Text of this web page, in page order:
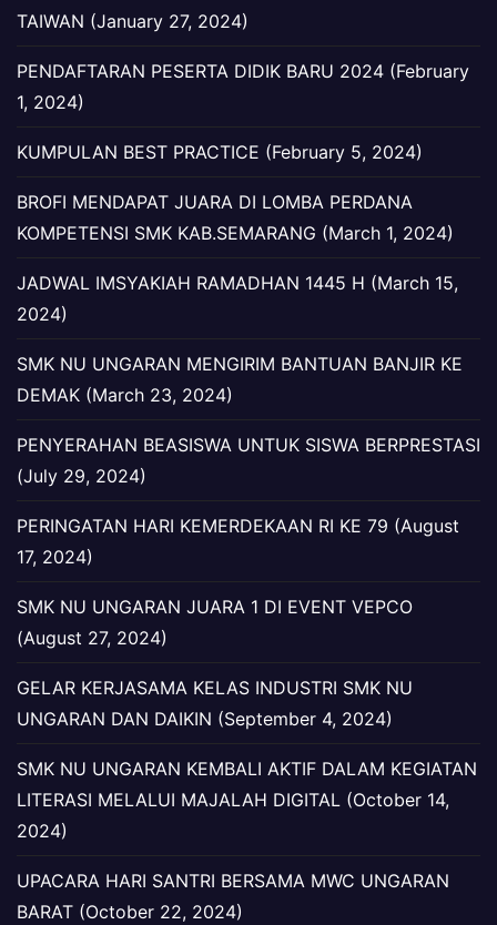
TAIWAN (January 27, 2024)
PENDAFTARAN PESERTA DIDIK BARU 2024 (February
1, 2024)
KUMPULAN BEST PRACTICE (February 5, 2024)
BROFI MENDAPAT JUARA DI LOMBA PERDANA
KOMPETENSI SMK KAB.SEMARANG (March 1, 2024)
JADWAL IMSYAKIAH RAMADHAN 1445 H (March 15,
2024)
SMK NU UNGARAN MENGIRIM BANTUAN BANJIR KE
DEMAK (March 23, 2024)
PENYERAHAN BEASISWA UNTUK SISWA BERPRESTASI
(July 29, 2024)
PERINGATAN HARI KEMERDEKAAN RI KE 79 (August
17, 2024)
SMK NU UNGARAN JUARA 1 DI EVENT VEPCO
(August 27, 2024)
GELAR KERJASAMA KELAS INDUSTRI SMK NU
UNGARAN DAN DAIKIN (September 4, 2024)
SMK NU UNGARAN KEMBALI AKTIF DALAM KEGIATAN
LITERASI MELALUI MAJALAH DIGITAL (October 14,
2024)
UPACARA HARI SANTRI BERSAMA MWC UNGARAN
BARAT (October 22, 2024)